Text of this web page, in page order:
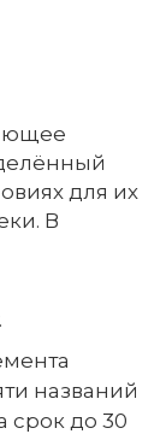
для их
В
названий
срок до 30